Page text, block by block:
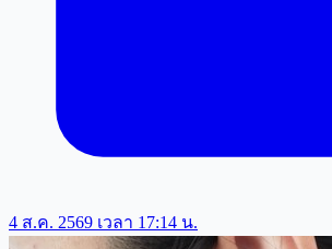
4 ส.ค. 2569 เวลา 17:14 น.